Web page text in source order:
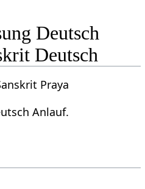
Deutsch
Deutsch
Praya
Anlauf.